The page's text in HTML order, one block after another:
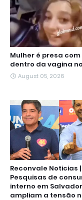
Mulher é presa
dentro da vagina
August 05, 2026
Reconvale Noticias |
Pesquisas de
interno em Salvador
ampliam a tensão